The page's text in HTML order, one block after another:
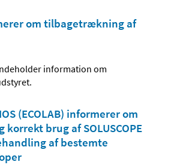
om tilbagetrækning af
information om
(ECOLAB) informerer om
brug af SOLUSCOPE
af bestemte